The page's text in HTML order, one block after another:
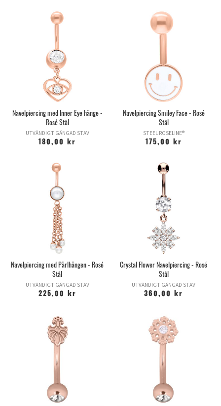
Navelpiercing med Inner Eye hänge -
Rosé Stål
UTVÄNDIGT GÄNGAD STAV
180,00 kr
Navelpiercing Smiley Face - Rosé
Stål
STEEL ROSELINE®
175,00 kr
Navelpiercing med Pärlhängen - Rosé
Stål
UTVÄNDIGT GÄNGAD STAV
225,00 kr
Crystal Flower Navelpiercing - Rosé
Stål
UTVÄNDIGT GÄNGAD STAV
360,00 kr